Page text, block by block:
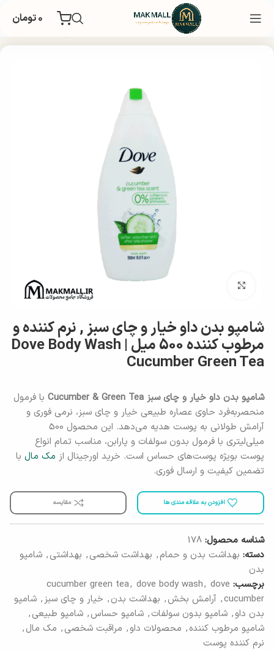
۰تومان
بهداشت شخصی
شامپو بدن داو خیار و چای سبز , نرم کننده و
مرطوب کننده 500 میل | Dove Body Wash
Cucumber Green Tea
شامپو بدن داو خیار و چای سبز Cucumber & Green Tea
با فرمول
منحصربه‌فرد حاوی عصاره طبیعی خیار و چای سبز، نرمی فوری و
آرامش طولانی به پوست هدیه می‌دهد. این محصول 500
میلی‌لیتری با فرمول بدون سولفات و پارابن، مناسب تمام انواع
پوست بویژه پوست‌های حساس است. خرید اورجینال از مک مال با
تضمین کیفیت و ارسال فوری.
افزودن به علاقه مندی ها مقایسه
شناسه محصول: 178
دسته: بهداشت بدن و حمام, بهداشت شخصی, بهداشتی, شامپو
بدن
برچسب:
cucumber green tea, dove body wash, dove
cucumber
, آرامش بخش, بهداشت بدن, خیار و چای سبز, شامپو
بدن داو, شامپو بدون سولفات, شامپو حساس, شامپو طبیعی,
شامپو مرطوب کننده, محصولات داو, مراقبت شخصی, مک مال,
نرم کننده پوست